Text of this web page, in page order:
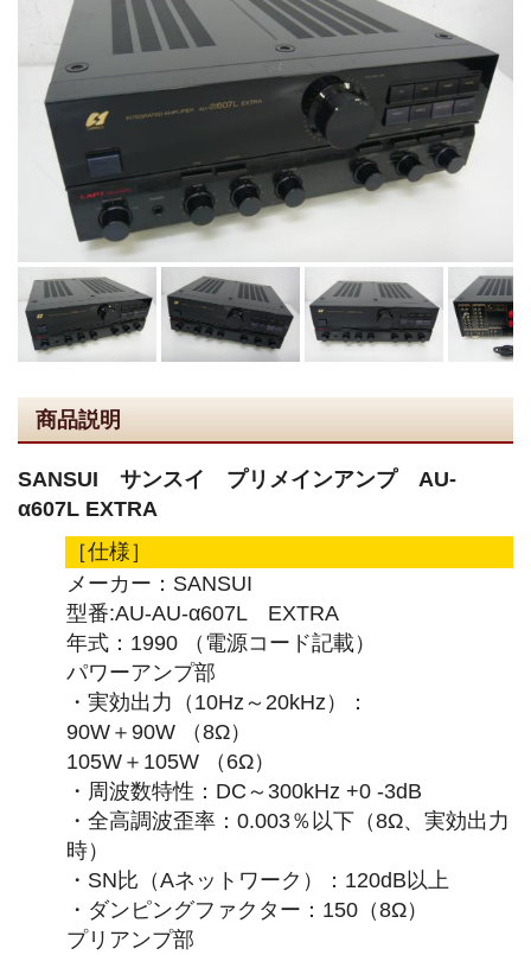
商品説明
SANSUI サンスイ プリメインアンプ AU-
α607L EXTRA
［仕様］
メーカー：SANSUI
型番:AU-AU-α607L EXTRA
年式：1990 （電源コード記載）
パワーアンプ部
・実効出力（10Hz～20kHz）：
90W＋90W （8Ω）
105W＋105W （6Ω）
・周波数特性：DC～300kHz +0 -3dB
・全高調波歪率：0.003％以下（8Ω、実効出力
時）
・SN比（Aネットワーク）：120dB以上
・ダンピングファクター：150（8Ω）
プリアンプ部